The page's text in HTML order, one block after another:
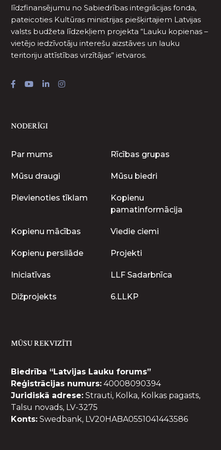
līdzfinansējumu no Sabiedrības integrācijas fonda,
pateicoties Kultūras ministrijas piešķirtajiem Latvijas
valsts budžeta līdzekļiem projekta “Lauku kopienas –
vietējo iedzīvotāju interešu aizstāves un lauku
teritoriju attīstības virzītājas” ietvaros.
NODERĪGI
Par mums Rīcības grupas
Mūsu draugi Mūsu biedri
Pievienoties tīklam
Kopienu
pamatinformācija
Kopienu mācības Viedie ciemi
Kopienu persilāde Projekti
Iniciatīvas LLF Sadarbnīca
Dižprojekts 6.LLKP
MŪSU REKVIZĪTI
Biedrība “Latvijas Lauku forums”
Reģistrācijas numurs: 40008090394
Juridiskā adrese: Strauti, Kolka, Kolkas pagasts,
Talsu novads, LV-3275
Konts: Swedbank, LV20HABA0551041443586